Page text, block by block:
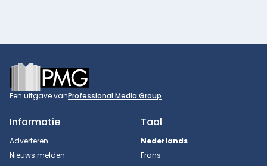
Footer
Een uitgave vanProfessional Media Group
Informatie
Adverteren
Nieuws melden
Taal
Nederlands
Frans